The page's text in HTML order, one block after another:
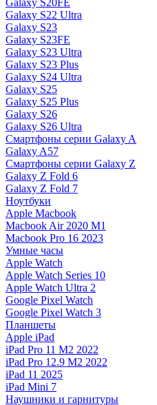
Galaxy S20FE
Galaxy S22 Ultra
Galaxy S23
Galaxy S23FE
Galaxy S23 Ultra
Galaxy S23 Plus
Galaxy S24 Ultra
Galaxy S25
Galaxy S25 Plus
Galaxy S26
Galaxy S26 Ultra
Смартфоны серии Galaxy A
Galaxy A57
Смартфоны серии Galaxy Z
Galaxy Z Fold 6
Galaxy Z Fold 7
Ноутбуки
Apple Macbook
Macbook Air 2020 M1
Macbook Pro 16 2023
Умные часы
Apple Watch
Apple Watch Series 10
Apple Watch Ultra 2
Google Pixel Watch
Google Pixel Watch 3
Планшеты
Apple iPad
iPad Pro 11 M2 2022
iPad Pro 12.9 M2 2022
iPad 11 2025
iPad Mini 7
Наушники и гарнитуры